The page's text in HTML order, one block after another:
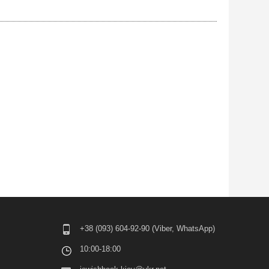
+38 (093) 604-92-90 (Viber, WhatsApp)
10:00-18:00